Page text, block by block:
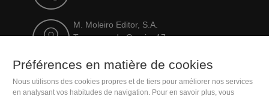
M. Moleiro Editor, S.A.
Travesera de Gracia, 17
Préférences en matière de cookies
Nous utilisons des cookies propres et de tiers pour améliorer nos services
en analysant vos habitudes de navigation. Pour en savoir plus, vous